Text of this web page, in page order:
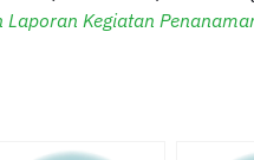
Laporan Kegiatan